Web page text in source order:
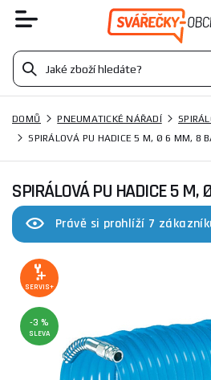
DOMŮ PNEUMATICKÉ NÁŘADÍ
SPIRÁLOVÁ PU HADICE 5 M, Ø 6 MM, 8
SPIRÁLOVÁ PU HADICE 5 M,
Právě si prohlíží 7
SERVIS+
-3 %
SLEVA